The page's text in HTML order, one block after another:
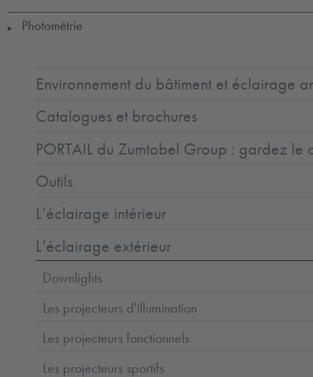
▶ Photométrie
Environnement du bâtiment et éclairage
Catalogues et brochures
PORTAIL du Zumtobel Group : gardez le
Outils
L’éclairage intérieur
L’éclairage extérieur
Downlights
Les projecteurs d'illumination
Les projecteurs fonctionnels
Les projecteurs sportifs